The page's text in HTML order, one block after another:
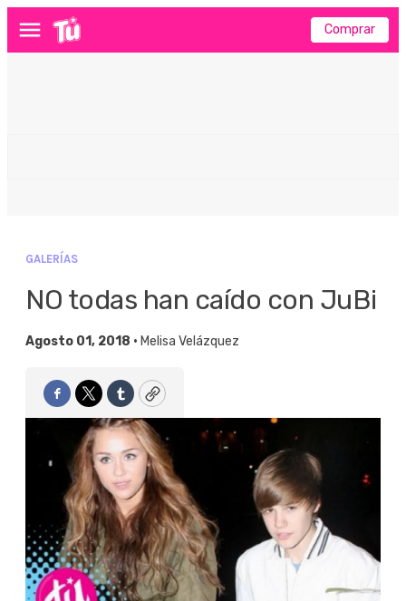
Menú Comprar
GALERÍAS
NO todas han caído con JuBi
Agosto 01, 2018 • Melisa Velázquez
Facebook
TwitterTumblrCopy